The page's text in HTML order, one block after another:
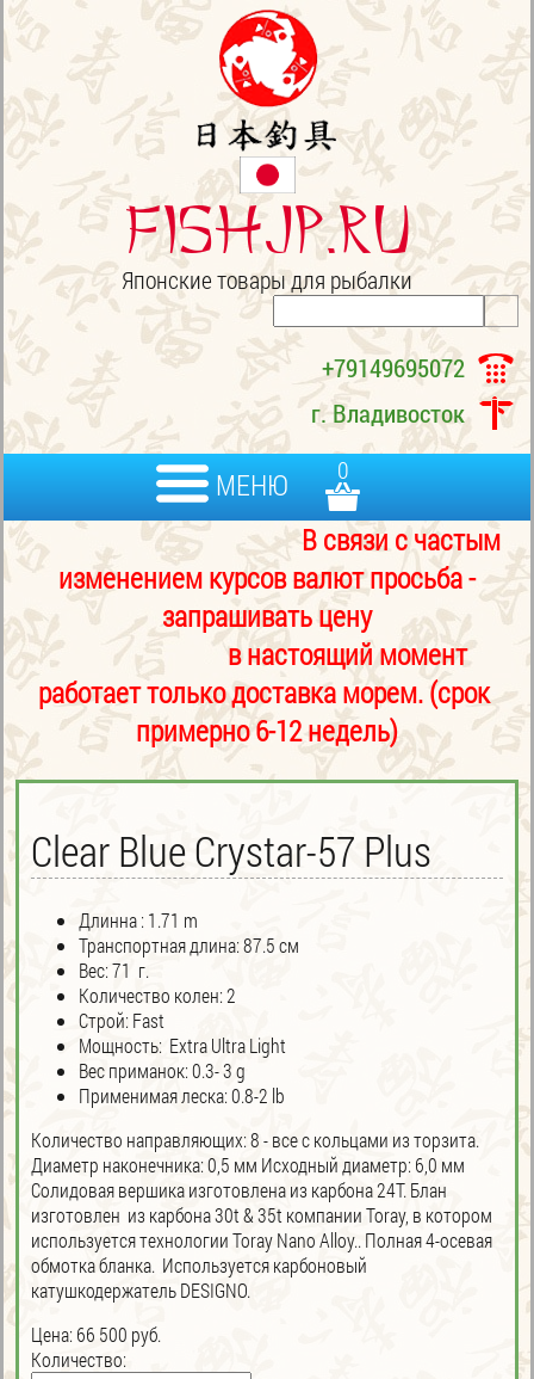
FISHJP.ru
Японские товары для рыбалки
+79149695072
г. Владивосток
МЕНЮ 0
В связи с частым
изменением курсов валют просьба -
запрашивать цену
в настоящий момент
работает только доставка морем. (срок
примерно 6-12 недель)
Clear Blue Crystar-57 Plus
Длинна : 1.71 m
Транспортная длина: 87.5 см
Вес: 71 г.
Количество колен: 2
Строй: Fast
Мощность: Extra Ultra Light
Вес приманок: 0.3- 3 g
Применимая леска: 0.8-2 lb
Количество направляющих: 8 - все с кольцами из торзита.
Диаметр наконечника: 0,5 мм Исходный диаметр: 6,0 мм
Солидовая вершика изготовлена из карбона 24T. Блан
изготовлен из карбона 30t & 35t компании Toray, в котором
используется технологии Toray Nano Alloy.. Полная 4-осевая
обмотка бланка. Используется карбоновый
катушкодержатель DESIGNO.
Цена: 66 500 руб.
Количество: